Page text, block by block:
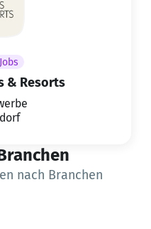
& Resorts
nach Branchen